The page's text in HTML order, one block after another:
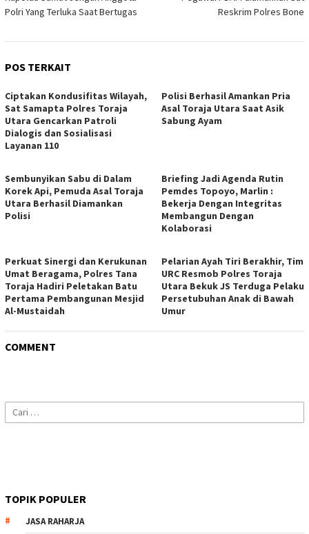
Polri Yang Terluka Saat Bertugas
Reskrim Polres Bone
POS TERKAIT
Ciptakan Kondusifitas Wilayah,
Sat Samapta Polres Toraja
Utara Gencarkan Patroli
Dialogis dan Sosialisasi
Layanan 110
Polisi Berhasil Amankan Pria
Asal Toraja Utara Saat Asik
Sabung Ayam
Sembunyikan Sabu di Dalam
Korek Api, Pemuda Asal Toraja
Utara Berhasil Diamankan
Polisi
Briefing Jadi Agenda Rutin
Pemdes Topoyo, Marlin :
Bekerja Dengan Integritas
Membangun Dengan
Kolaborasi
Perkuat Sinergi dan Kerukunan
Umat Beragama, Polres Tana
Toraja Hadiri Peletakan Batu
Pertama Pembangunan Mesjid
Al-Mustaidah
Pelarian Ayah Tiri Berakhir, Tim
URC Resmob Polres Toraja
Utara Bekuk JS Terduga Pelaku
Persetubuhan Anak di Bawah
Umur
COMMENT
Cari
untuk:
TOPIK POPULER
JASA RAHARJA